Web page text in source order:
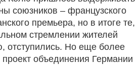
союзников – французского
премьера, но в итоге те,
стремлении жителей
отступились. Но еще более
объединения Германии